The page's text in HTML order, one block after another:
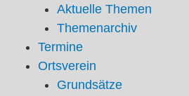
Aktuelle Themen
Themenarchiv
Termine
Ortsverein
Grundsätze